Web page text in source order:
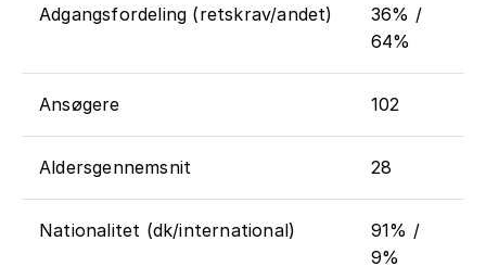
Adgangsfordeling (retskrav/andet)
36% /
64%
Ansøgere 102
Aldersgennemsnit 28
Nationalitet (dk/international)
91% /
9%